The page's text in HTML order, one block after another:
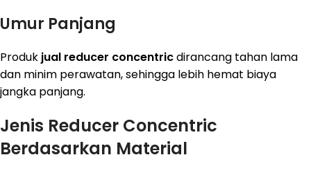
Umur Panjang
Produk jual reducer concentricdirancang tahan lama
dan minim perawatan, sehingga lebih hemat biaya
jangka panjang.
Jenis Reducer Concentric
Berdasarkan Material